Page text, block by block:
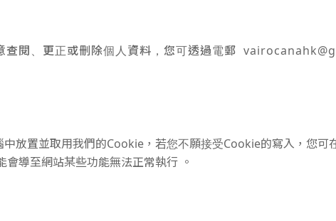
查閱、更正或刪除個人資料，您可透過電郵
放置並取用我們的Cookie，若您不願接受Cookie的寫入，您可
導至網站某些功能無法正常執行 。